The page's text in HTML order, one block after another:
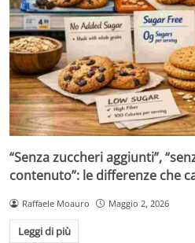
“Senza zuccheri aggiunti”,
contenuto”: le differenze che
Raffaele Moauro Maggio 2, 2026
Leggi di più